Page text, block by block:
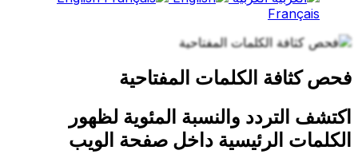
Français
فحص كثافة الكلمات المفتاحية
اكتشف التردد والنسبة المئوية لظهور
الكلمات الرئيسية داخل صفحة الويب